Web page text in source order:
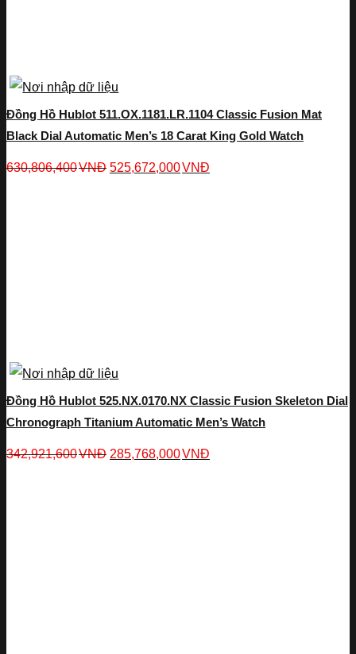
Đồng Hồ Hublot 511.OX.1181.LR.1104 Classic Fusion Mat
Black Dial Automatic Men’s 18 Carat King Gold Watch
630,806,400VNĐ 525,672,000VNĐ
Đồng Hồ Hublot 525.NX.0170.NX Classic Fusion Skeleton Dial
Chronograph Titanium Automatic Men’s Watch
342,921,600VNĐ 285,768,000VNĐ